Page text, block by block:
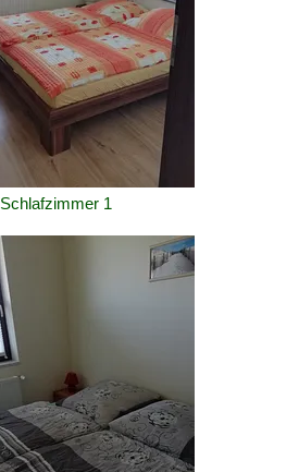
Schlafzimmer 1